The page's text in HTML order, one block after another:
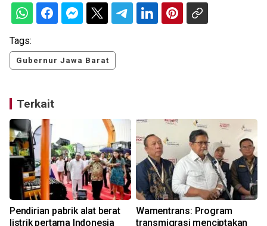
Tags:
Gubernur Jawa Barat
Terkait
Pendirian pabrik alat berat
listrik pertama Indonesia
Wamentrans: Program
transmigrasi menciptakan